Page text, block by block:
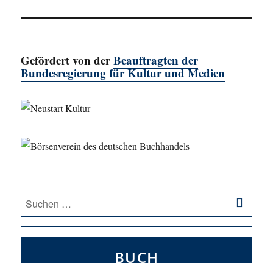
Gefördert von derBeauftragten der
Bundesregierung für Kultur und Medien
Suche
nach:
BUCH